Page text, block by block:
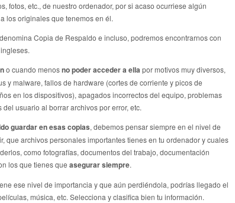
fotos, etc., de nuestro ordenador, por si acaso ocurriese algún
los originales que tenemos en él.
Copia de Respaldo e incluso, podremos encontrarnos con
o cuando menosno poder acceder a ella por motivos muy diversos,
y malware, fallos de hardware (cortes de corriente y picos de
en los dispositivos), apagados incorrectos del equipo, problemas
usuario al borrar archivos por error, etc.
guardar en esas copias, debemos pensar siempre en el nivel de
que archivos personales importantes tienes en tu ordenador y cuales
como fotografías, documentos del trabajo, documentación
los que tienes que asegurar siempre.
ese nivel de importancia y que aún perdiéndola, podrías llegado el
música, etc. Selecciona y clasifica bien tu información.